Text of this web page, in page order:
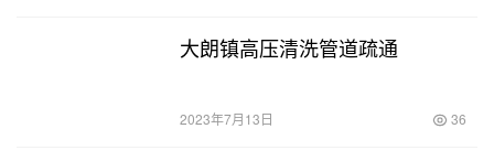
大朗镇高压清洗管道疏通
2023年7月13日 36